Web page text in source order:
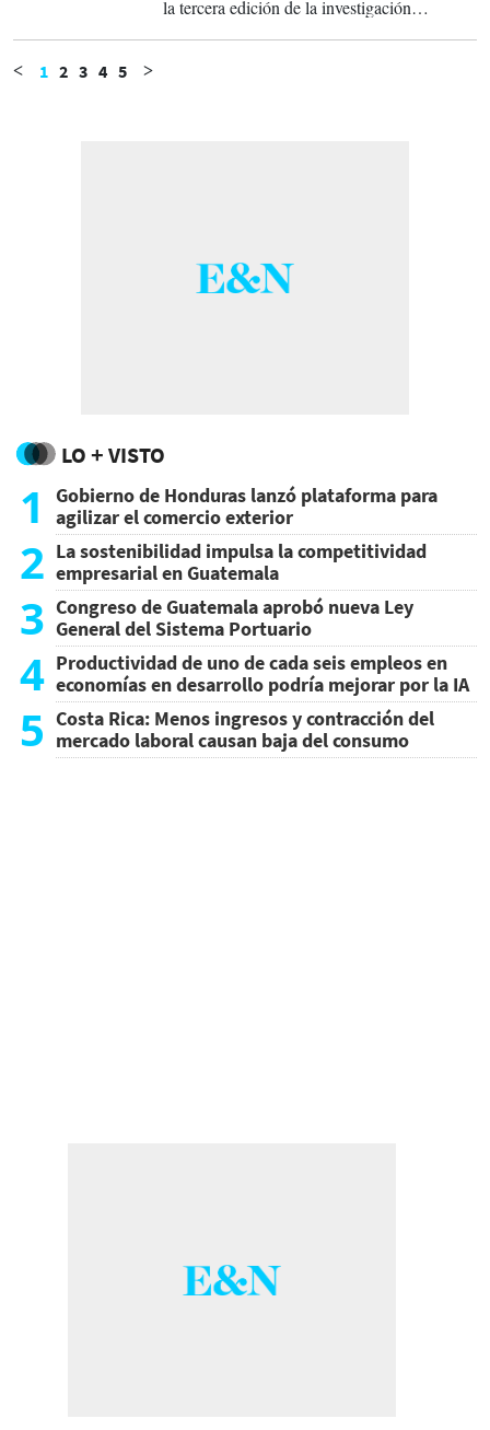
la tercera edición de la investigación
Confianza” que no solamente revela quienes
< 1 2 3 4 5 >
LO + VISTO
1
Gobierno de Honduras lanzó plataforma para
agilizar el comercio exterior
2 La sostenibilidad impulsa la competitividad
empresarial en Guatemala
3 Congreso de Guatemala aprobó nueva Ley
General del Sistema Portuario
4 Productividad de uno de cada seis empleos en
economías en desarrollo podría mejorar por la IA
5 Costa Rica: Menos ingresos y contracción del
mercado laboral causan baja del consumo